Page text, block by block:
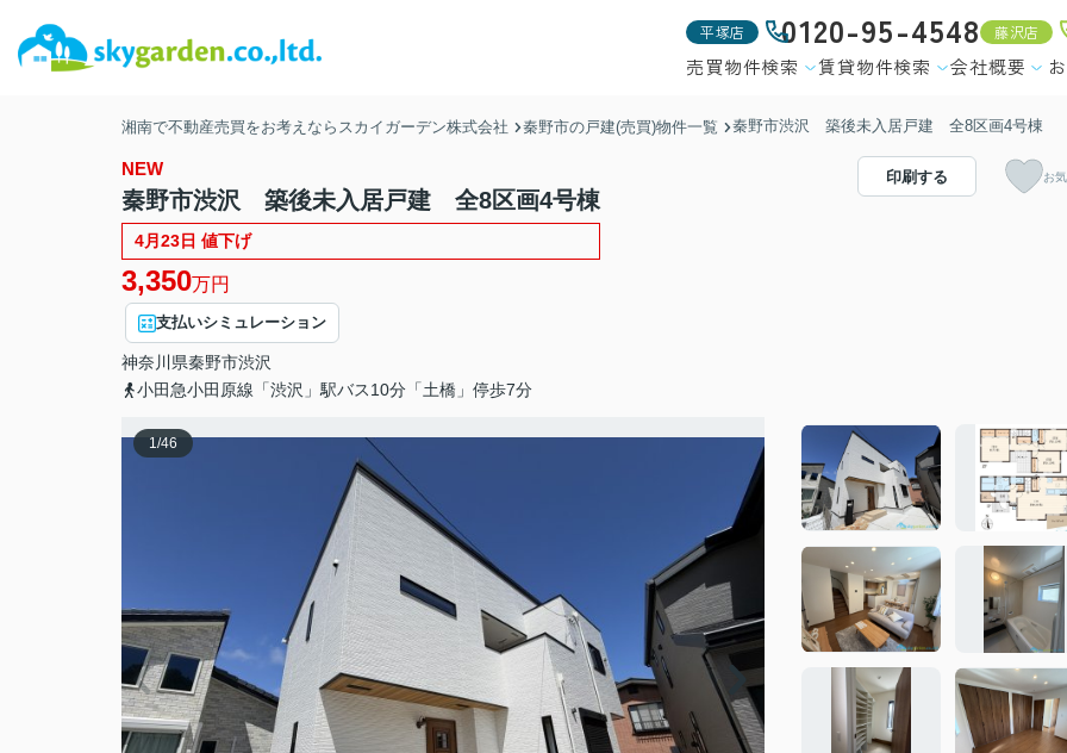
平塚店 0120-95-4548 藤沢店
売買物件検索 賃貸物件検索 会社概要
湘南で不動産売買をお考えならスカイガーデン株式会社 秦野市の戸建(売買)物件一覧 秦野市渋沢 築後未入居戸建 全8区画4号棟
NEW
秦野市渋沢 築後未入居戸建 全8区画4号棟
4月23日 値下げ
3,350万円
支払いシミュレーション
神奈川県秦野市渋沢
小田急小田原線「渋沢」駅バス10分「土橋」停歩7分
印刷する お
1/46